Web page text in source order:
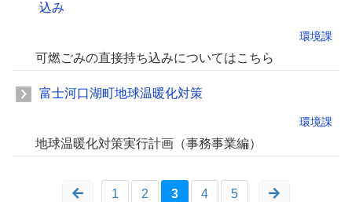
込み
環境課
可燃ごみの直接持ち込みについてはこちら
富士河口湖町地球温暖化対策
環境課
地球温暖化対策実行計画（事務事業編）
1 2 3 4 5